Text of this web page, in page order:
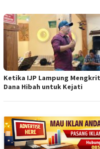
Ketika IJP Lampung
Dana Hibah untuk Kejati